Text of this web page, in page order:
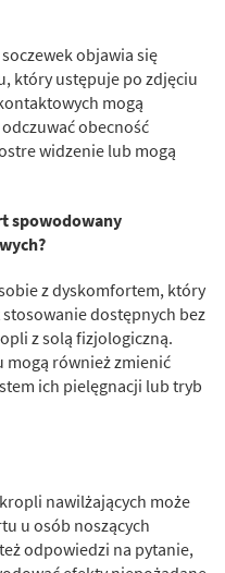
objawia się
który ustępuje po zdjęciu
mogą
obecność
widzenie lub mogą
spowodowany
z dyskomfortem, który
dostępnych bez
z solą fizjologiczną.
mogą również zmienić
ich pielęgnacji lub tryb
nawilżających może
u osób noszących
odpowiedzi na pytanie,